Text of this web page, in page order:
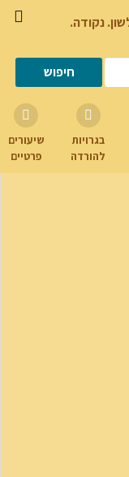
נקודה.
בגרויות
להורדה
שיעורים
פרטיים